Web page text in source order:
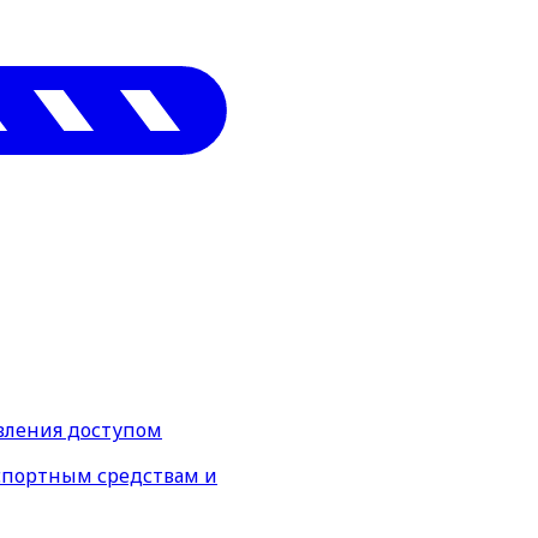
доступом
средствам и